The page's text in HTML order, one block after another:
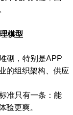
模型
砌，特别是APP
的组织架构、供应
准只有一条：能
验更爽。